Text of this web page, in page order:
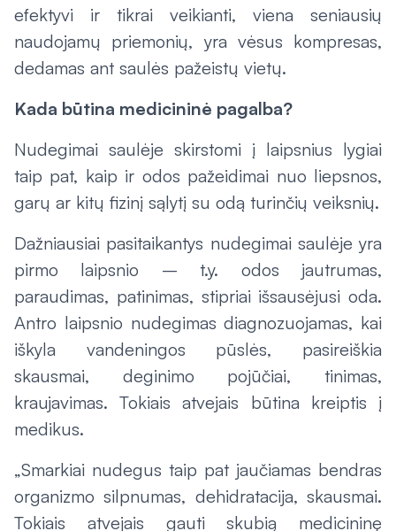
efektyvi ir tikrai veikianti, viena seniausių
naudojamų priemonių, yra vėsus kompresas,
dedamas ant saulės pažeistų vietų.
Kada būtina medicininė pagalba?
Nudegimai saulėje skirstomi į laipsnius lygiai
taip pat, kaip ir odos pažeidimai nuo liepsnos,
garų ar kitų fizinį sąlytį su odą turinčių veiksnių.
Dažniausiai pasitaikantys nudegimai saulėje yra
pirmo laipsnio – t.y. odos jautrumas,
paraudimas, patinimas, stipriai išsausėjusi oda.
Antro laipsnio nudegimas diagnozuojamas, kai
iškyla vandeningos pūslės, pasireiškia
skausmai, deginimo pojūčiai, tinimas,
kraujavimas. Tokiais atvejais būtina kreiptis į
medikus.
„Smarkiai nudegus taip pat jaučiamas bendras
organizmo silpnumas, dehidratacija, skausmai.
Tokiais atvejais gauti skubią medicininę